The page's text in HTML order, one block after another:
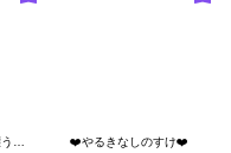
❤️やるきなしのすけ❤️